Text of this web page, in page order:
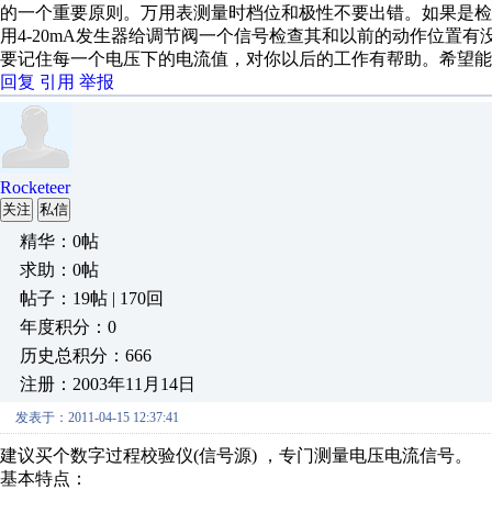
的一个重要原则。万用表测量时档位和极性不要出错。如果是
用4-20mA发生器给调节阀一个信号检查其和以前的动作位置
要记住每一个电压下的电流值，对你以后的工作有帮助。希望
回复 引用 举报
Rocketeer
关注 私信
精华：0帖
求助：0帖
帖子：19帖 | 170回
年度积分：0
历史总积分：666
注册：2003年11月14日
发表于：2011-04-15 12:37:41
建议买个数字过程校验仪(信号源) ，专门测量电压电流信号。
基本特点：